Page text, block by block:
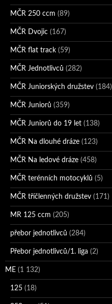
MČR 250 ccm (89)
MČR Dvojic (167)
MČR flat track (59)
MČR Jednotlivců (282)
MČR Juniorských družstev (184)
MČR Juniorů (359)
MČR Juniorů do 19 let (138)
MČR Na dlouhé dráze (123)
MČR Na ledové dráze (458)
MČR terénních motocyklů (5)
MČR tříčlenných družstev (171)
MR 125 ccm (205)
přebor jednotlivců (284)
Přebor jednotlivců/1. liga (2)
ME (1 132)
125 (18)